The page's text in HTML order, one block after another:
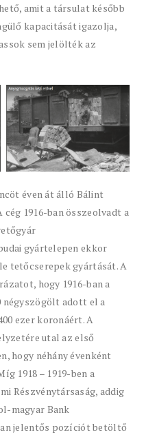
amit a társulat később
kapacitását igazolja,
sem jelölték az
éven át álló Bálint
cég 1916-ban összeolvadt a
gyártelepen ekkor
tetőcserepek gyártását. A
hogy 1916-ban a
adott el a
ezer koronáért. A
utal az első
hogy néhány évenként
1918 – 1919-ben a
Részvénytársaság, addig
magyar Bank
jelentős pozíciót betöltő